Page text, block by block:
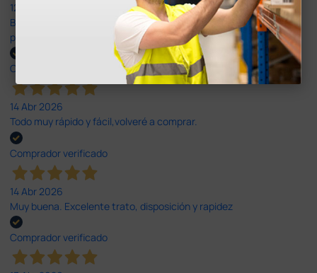
12 Jun 2026
Bien, rápida y sin problemas. No me gusta que se oferten
productos sin incluir el IVA que luego nos van a cobrar.
Comprador verificado
14 Abr 2026
Todo muy rápido y fácil,volveré a comprar.
Comprador verificado
14 Abr 2026
Muy buena. Excelente trato, disposición y rapidez
Comprador verificado